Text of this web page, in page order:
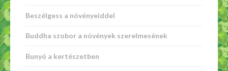
Beszélgess a növényeiddel
Buddha szobor a növények szerelmesének
Bunyó a kertészetben